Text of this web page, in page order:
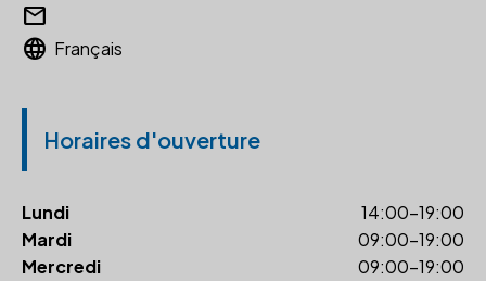
email
language Français
Horaires d'ouverture
Lundi
14:00-19:00
Mardi
09:00-19:00
Mercredi
09:00-19:00